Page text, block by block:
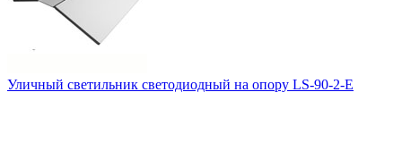
Уличный светильник светодиодный на опору LS-90-2-E